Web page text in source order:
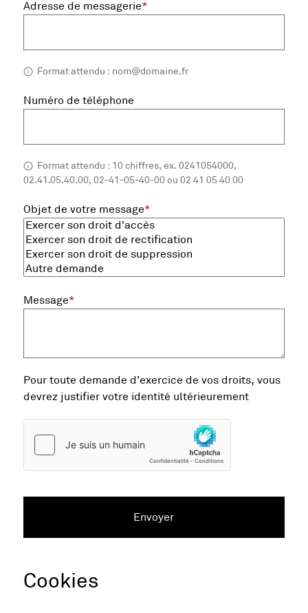
Adresse de messagerie*, champ obligatoire
Format attendu : nom@domaine.fr
Numéro de téléphone
Format attendu : 10 chiffres, ex. 0241054000,
02.41.05.40.00, 02-41-05-40-00 ou 02 41 05 40 00Saisie de
Objet de votre message*, champ obligatoire
Message*, champ obligatoire
Pour toute demande d'exercice de vos droits, vous
devrez justifier votre identité ultérieurement
Envoyer
Cookies